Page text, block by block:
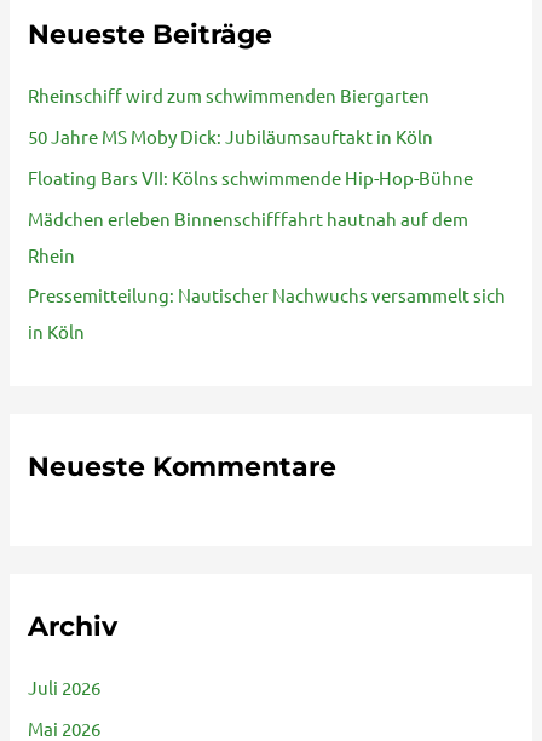
e
n
a
c
h
:
Neueste Beiträge
Rheinschiff wird zum schwimmenden Biergarten
50 Jahre MS Moby Dick: Jubiläumsauftakt in Köln
Floating Bars VII: Kölns schwimmende Hip-Hop-Bühne
Mädchen erleben Binnenschifffahrt hautnah auf dem
Rhein
Pressemitteilung: Nautischer Nachwuchs versammelt sich
in Köln
Neueste Kommentare
Archiv
Juli 2026
Mai 2026